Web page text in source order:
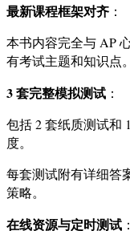
最新课程框架对齐 ：
本书内容完全与 AP
有考试主题和知识点。
3 套完整模拟测试 ：
包括 2 套纸质测试和
度。
每套测试附有详细答
策略。
在线资源与定时测试 ：